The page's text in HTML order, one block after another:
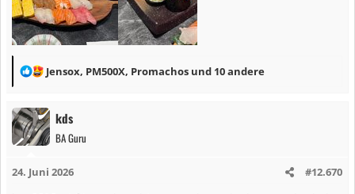
R
a
k
t
o
Jensox, PM500X, Promachos und 10 andere
kds
BA Guru
24. Juni 2026 #12.670